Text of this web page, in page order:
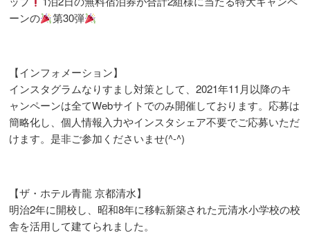
ーンの
第30弾
【インフォメーション】
インスタグラムなりすまし対策として、2021年11月以降のキ
ャンペーンは全てWebサイトでのみ開催しております。応募は
簡略化し、個人情報入力やインスタシェア不要でご応募いただ
けます。是非ご参加くださいませ(^-^)
【ザ・ホテル青龍 京都清水】
明治2年に開校し、昭和8年に移転新築された元清水小学校の校
舎を活用して建てられました。